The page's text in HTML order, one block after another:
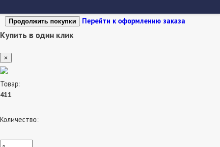
Продолжить покупки Перейти к оформлению заказа
Купить в один клик
×
Товар:
411
Количество: